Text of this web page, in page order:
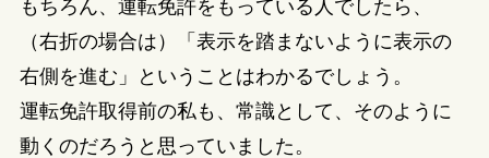
もちろん、運転免許をもっている人でしたら、
（右折の場合は）「表示を踏まないように表示の
右側を進む」ということはわかるでしょう。
運転免許取得前の私も、常識として、そのように
動くのだろうと思っていました。